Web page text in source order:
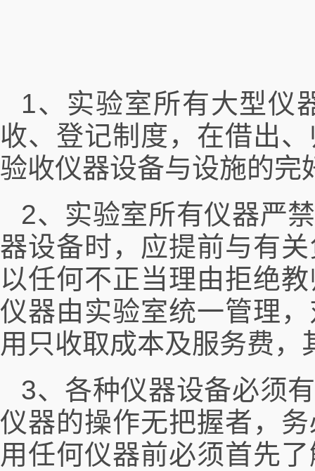
1、实验室所有大型仪
收、登记制度，在借出
验收仪器设备与设施的完
2、实验室所有仪器严
器设备时，应提前与有
以任何不正当理由拒绝
仪器由实验室统一管理
用只收取成本及服务费
3、各种仪器设备必须
仪器的操作无把握者，
用任何仪器前必须首先